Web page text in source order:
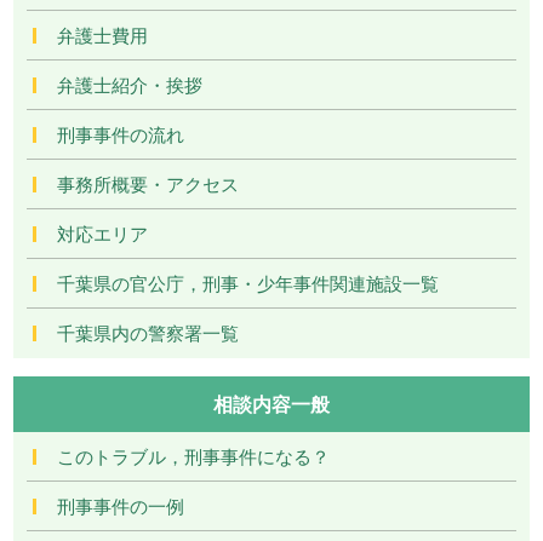
弁護士費用
弁護士紹介・挨拶
刑事事件の流れ
事務所概要・アクセス
対応エリア
千葉県の官公庁，刑事・少年事件関連施設一覧
千葉県内の警察署一覧
相談内容一般
このトラブル，刑事事件になる？
刑事事件の一例